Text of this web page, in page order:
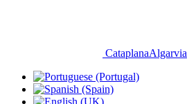
CataplanaAlgarvia